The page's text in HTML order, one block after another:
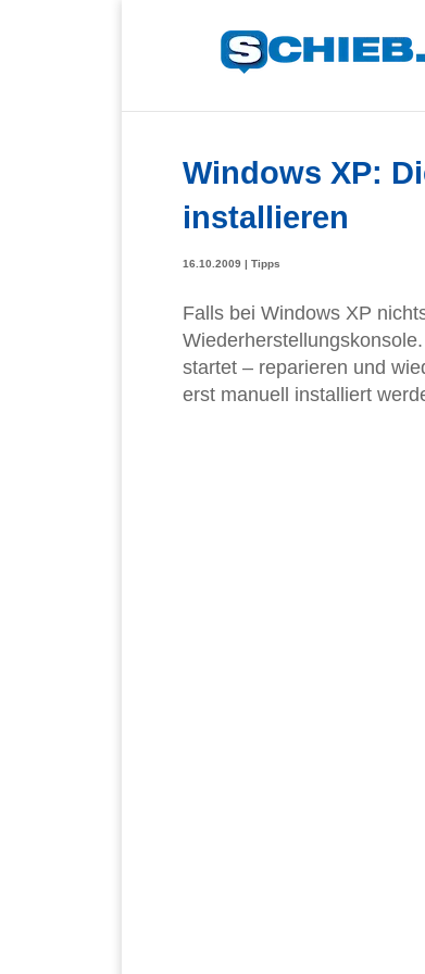
Windows XP:
installieren
16.10.2009 | Tipps
Falls bei Windows XP
startet – reparieren und
erst manuell installiert